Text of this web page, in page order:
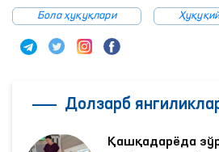
Бола ҳуқуқлари
Долзарб
Қашқадарёда